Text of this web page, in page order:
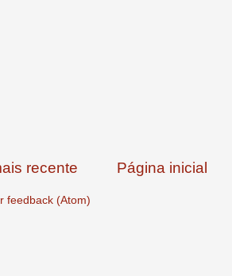
recente Página inicial
feedback (Atom)